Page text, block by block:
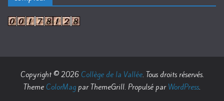
Copyright © 2026 Collège de la Vallée. Tous droits réservés.
Theme ColorMag par ThemeGrill. Propulsé par WordPress.